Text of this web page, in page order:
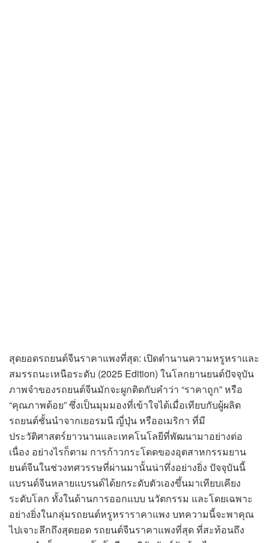
สุดยอดรถยนต์จีนราคาแพงที่สุด: เปิดตำนานความหรูหราและ
สมรรถนะเหนือระดับ (2025 Edition) ในโลกยานยนต์ปัจจุบัน
ภาพจำของรถยนต์จีนมักจะผูกติดกับคำว่า “ราคาถูก” หรือ
“คุณภาพด้อย” ซึ่งเป็นมุมมองที่เข้าใจได้เมื่อเทียบกับผู้ผลิต
รถยนต์ชั้นนำจากเยอรมนี ญี่ปุ่น หรืออเมริกา ที่มี
ประวัติศาสตร์ยาวนานและเทคโนโลยีที่พัฒนามาอย่างต่อ
เนื่อง อย่างไรก็ตาม การก้าวกระโดดของอุตสาหกรรมยาน
ยนต์จีนในช่วงทศวรรษที่ผ่านมานั้นน่าทึ่งอย่างยิ่ง ปัจจุบันนี้
แบรนด์จีนหลายแบรนด์ได้ยกระดับตัวเองขึ้นมาเทียบเคียง
ระดับโลก ทั้งในด้านการออกแบบ นวัตกรรม และโดยเฉพาะ
อย่างยิ่งในกลุ่มรถยนต์หรูหราราคาแพง บทความนี้จะพาคุณ
ไปเจาะลึกถึงสุดยอด รถยนต์จีนราคาแพงที่สุด ที่สะท้อนถึง